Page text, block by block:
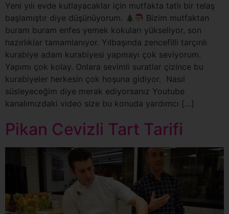
Yeni yılı evde kutlayacaklar için mutfakta tatlı bir telaş
başlamıştır diye düşünüyorum.
Bizim mutfaktan
buram buram enfes yemek kokuları yükseliyor, son
hazırlıklar tamamlanıyor. Yılbaşında zencefilli tarçınlı
kurabiye adam kurabiyesi yapmayı çok seviyorum.
Yapımı çok kolay. Onlara sevimli suratlar çizince bu
kurabiyeler herkesin çok hoşuna gidiyor. Nasıl
süsleyeceğim diye merak ediyorsanız Youtube
kanalımızdaki video size bu konuda yardımcı […]
Pikan Cevizli Tart Tarifi